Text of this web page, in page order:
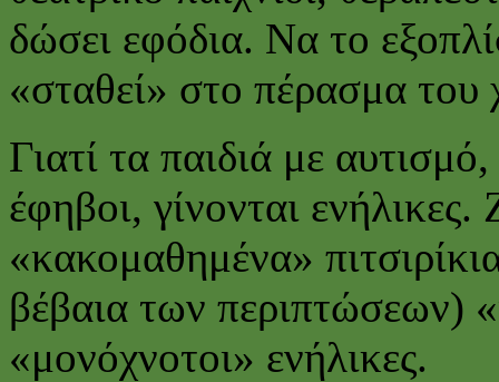
δώσει εφόδια. Να το
«σταθεί» στο πέρασμα του
Γιατί τα παιδιά με
έφηβοι, γίνονται
«κακομαθημένα»
βέβαια των περιπτώσεων)
«μονόχνοτοι» ενήλικες.